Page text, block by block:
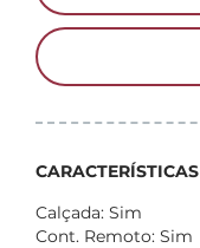
CARACTERÍSTICAS
Calçada: Sim
Cont. Remoto: Sim